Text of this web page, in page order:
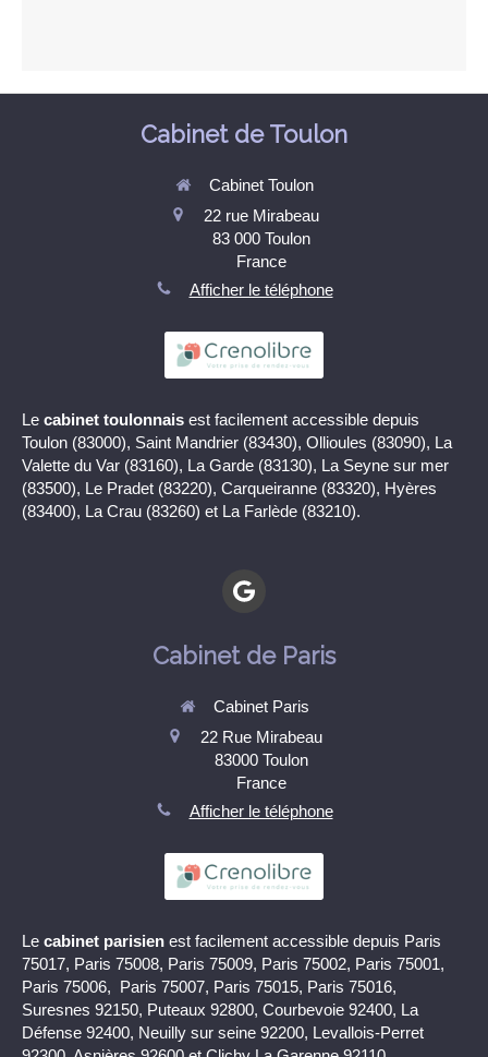
Cabinet de Toulon
Cabinet Toulon
22 rue Mirabeau
83 000 Toulon
France
Afficher le téléphone
Le cabinet toulonnais est facilement accessible depuis
Toulon (83000), Saint Mandrier (83430), Ollioules (83090), La
Valette du Var (83160), La Garde (83130), La Seyne sur mer
(83500), Le Pradet (83220), Carqueiranne (83320), Hyères
(83400), La Crau (83260) et La Farlède (83210).
Cabinet de Paris
Cabinet Paris
22 Rue Mirabeau
83000 Toulon
France
Afficher le téléphone
Le cabinet parisien est facilement accessible depuis Paris
75017, Paris 75008, Paris 75009, Paris 75002, Paris 75001,
Paris 75006, Paris 75007, Paris 75015, Paris 75016,
Suresnes 92150, Puteaux 92800, Courbevoie 92400, La
Défense 92400, Neuilly sur seine 92200, Levallois-Perret